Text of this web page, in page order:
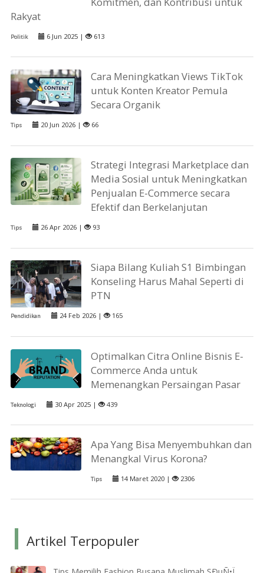
Rakyat
Politik 6 Jun 2025 | 613
Cara Meningkatkan Views TikTok
untuk Konten Kreator Pemula
Secara Organik
Tips 20 Jun 2026 | 66
Strategi Integrasi Marketplace dan
Media Sosial untuk Meningkatkan
Penjualan E-Commerce secara
Efektif dan Berkelanjutan
Tips 26 Apr 2026 | 93
Siapa Bilang Kuliah S1 Bimbingan
Konseling Harus Mahal Seperti di
PTN
Pendidikan 24 Feb 2026 | 165
Optimalkan Citra Online Bisnis E-
Commerce Anda untuk
Memenangkan Persaingan Pasar
Teknologi 30 Apr 2025 | 439
Apa Yang Bisa Menyembuhkan dan
Menangkal Virus Korona?
Tips 14 Maret 2020 | 2306
Artikel Terpopuler